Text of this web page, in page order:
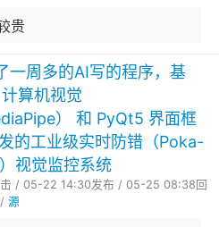
贵
一周多的AI写的程序，基
算机视觉
） 和 PyQt5 界面框
的工业级实时防错（Poka-
视觉监控系统
/ 05-22 14:30发布 / 05-25 08:38回
源